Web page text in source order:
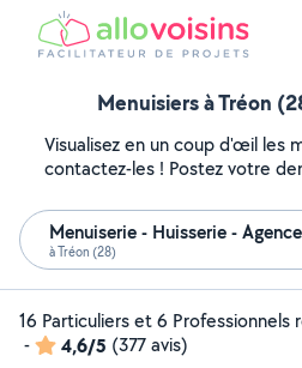
Menuisiers à Tréon
Visualisez en un coup d'œil les
contactez-les ! Postez votre
Menuiserie - Huisserie -
à Tréon (28)
16 Particuliers et 6 Professionnels
-
4,6/5 (377 avis)